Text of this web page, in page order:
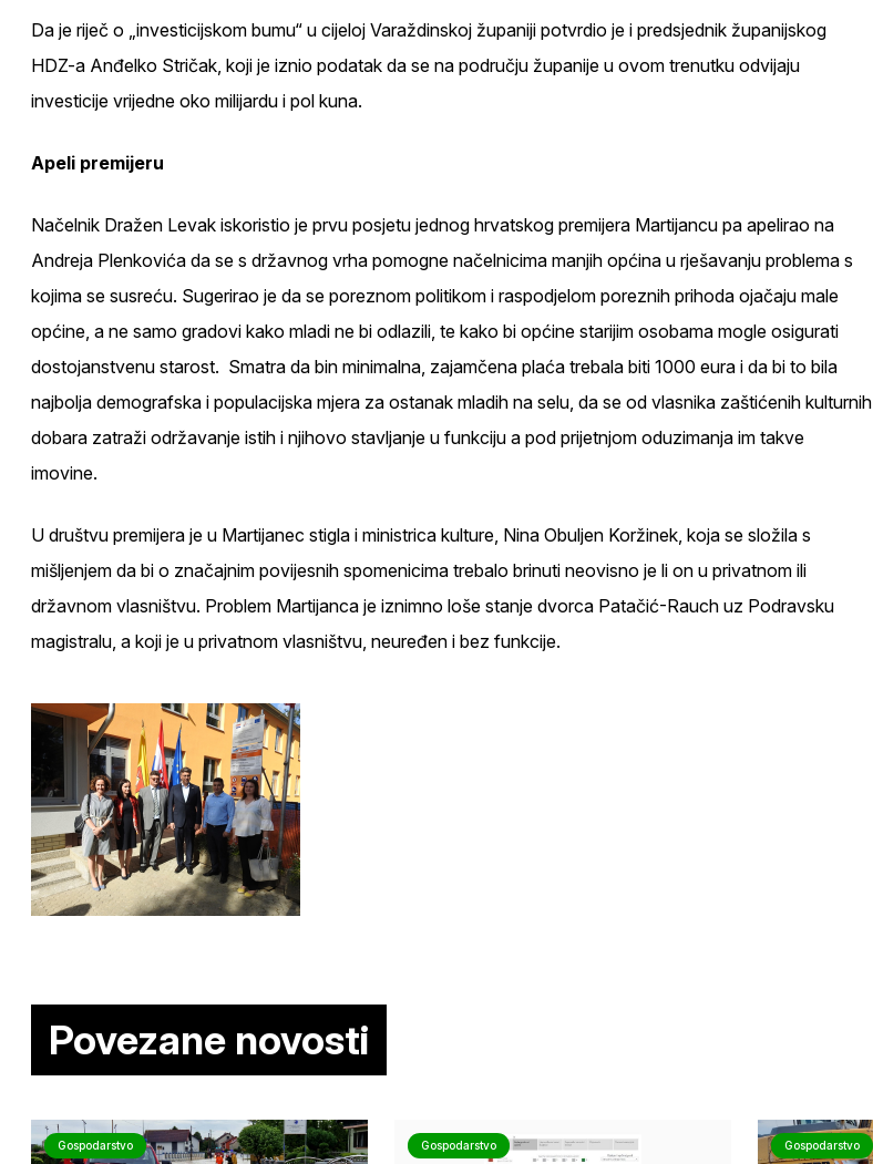
Da je riječ o „investicijskom bumu“ u cijeloj Varaždinskoj županiji potvrdio je i predsjednik županijskog
HDZ-a Anđelko Stričak, koji je iznio podatak da se na području županije u ovom trenutku odvijaju
investicije vrijedne oko milijardu i pol kuna.
Apeli premijeru
Načelnik Dražen Levak iskoristio je prvu posjetu jednog hrvatskog premijera Martijancu pa apelirao na
Andreja Plenkovića da se s državnog vrha pomogne načelnicima manjih općina u rješavanju problema s
kojima se susreću. Sugerirao je da se poreznom politikom i raspodjelom poreznih prihoda ojačaju male
općine, a ne samo gradovi kako mladi ne bi odlazili, te kako bi općine starijim osobama mogle osigurati
dostojanstvenu starost. Smatra da bin minimalna, zajamčena plaća trebala biti 1000 eura i da bi to bila
najbolja demografska i populacijska mjera za ostanak mladih na selu, da se od vlasnika zaštićenih kulturnih
dobara zatraži održavanje istih i njihovo stavljanje u funkciju a pod prijetnjom oduzimanja im takve
imovine.
U društvu premijera je u Martijanec stigla i ministrica kulture, Nina Obuljen Koržinek, koja se složila s
mišljenjem da bi o značajnim povijesnih spomenicima trebalo brinuti neovisno je li on u privatnom ili
državnom vlasništvu. Problem Martijanca je iznimno loše stanje dvorca Patačić-Rauch uz Podravsku
magistralu, a koji je u privatnom vlasništvu, neuređen i bez funkcije.
Povezane novosti
Gospodarstvo Gospodarstvo Gospodarstvo